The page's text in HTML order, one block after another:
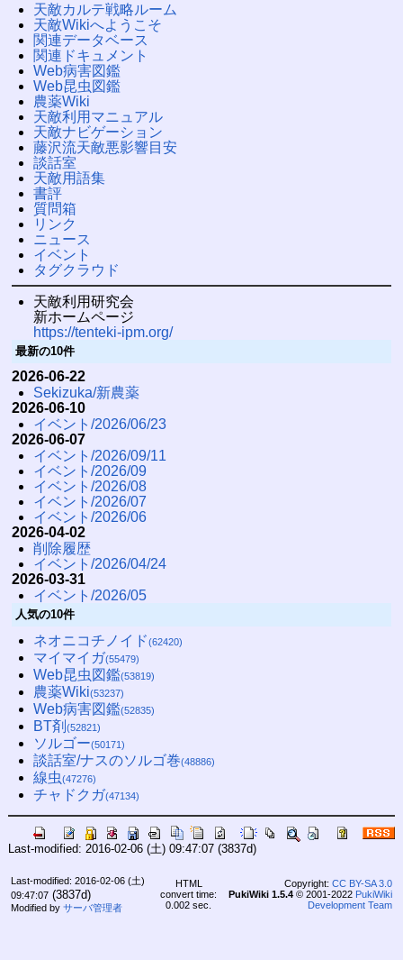
天敵カルテ戦略ルーム
天敵Wikiへようこそ
関連データベース
関連ドキュメント
Web病害図鑑
Web昆虫図鑑
農薬Wiki
天敵利用マニュアル
天敵ナビゲーション
藤沢流天敵悪影響目安
談話室
天敵用語集
書評
質問箱
リンク
ニュース
イベント
タグクラウド
天敵利用研究会
新ホームページ
https://tenteki-ipm.org/
最新の10件
2026-06-22
Sekizuka/新農薬
2026-06-10
イベント/2026/06/23
2026-06-07
イベント/2026/09/11
イベント/2026/09
イベント/2026/08
イベント/2026/07
イベント/2026/06
2026-04-02
削除履歴
イベント/2026/04/24
2026-03-31
イベント/2026/05
人気の10件
ネオニコチノイド(62420)
マイマイガ(55479)
Web昆虫図鑑(53819)
農薬Wiki(53237)
Web病害図鑑(52835)
BT剤 (52821)
ソルゴー(50171)
談話室/ナスのソルゴ巻(48886)
線虫(47276)
チャドクガ(47134)
Last-modified: 2016-02-06 (土) 09:47:07(3837d)
Last-modified: 2016-02-06 (土)
09:47:07(3837d)
Modified by サーバ管理者
HTML
convert time:
0.002 sec.
Copyright: CC BY-SA 3.0
PukiWiki 1.5.4© 2001-2022 PukiWiki
Development Team